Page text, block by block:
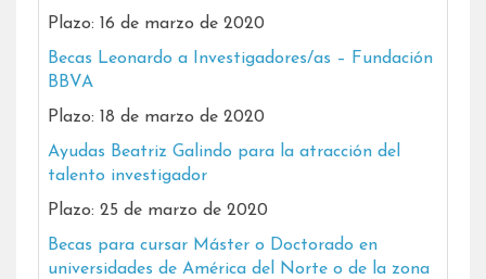
Plazo: 16 de marzo de 2020
Becas Leonardo a Investigadores/as – Fundación
BBVA
Plazo: 18 de marzo de 2020
Ayudas Beatriz Galindo para la atracción del
talento investigador
Plazo: 25 de marzo de 2020
Becas para cursar Máster o Doctorado en
universidades de América del Norte o de la zona